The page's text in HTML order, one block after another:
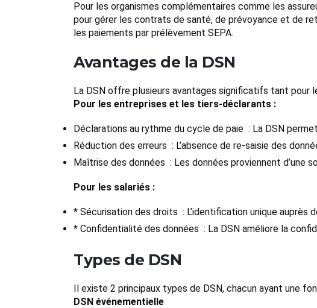
Pour les organismes complémentaires comme les
pour gérer les contrats de santé, de prévoyance et de
les paiements par prélèvement SEPA.
Avantages de la DSN
La DSN offre plusieurs avantages significatifs tant pour
Pour les entreprises et les tiers-déclarants :
Déclarations au rythme du cycle de paie : La DSN
Réduction des erreurs : L’absence de re-saisie des
Maîtrise des données : Les données proviennent d’une
Pour les salariés :
* Sécurisation des droits : L’identification unique
* Confidentialité des données : La DSN améliore la
Types de DSN
Il existe 2 principaux types de DSN, chacun ayant une
DSN événementielle